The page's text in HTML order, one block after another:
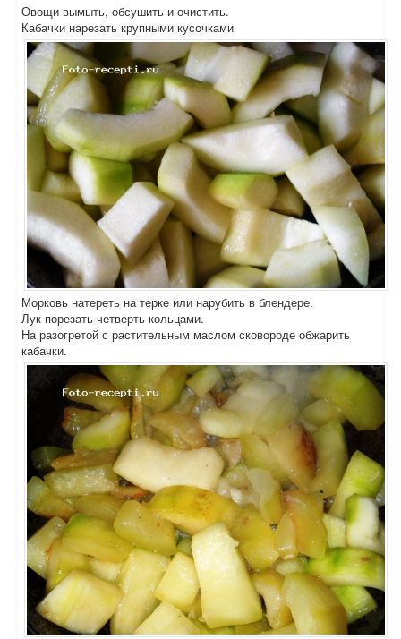
Овощи вымыть, обсушить и очистить.
Кабачки нарезать крупными кусочками
Морковь натереть на терке или нарубить в блендере.
Лук порезать четверть кольцами.
На разогретой с растительным маслом сковороде обжарить
кабачки.